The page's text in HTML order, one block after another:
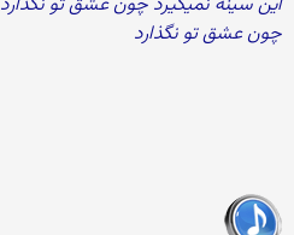
چون عشق تو نگذارد